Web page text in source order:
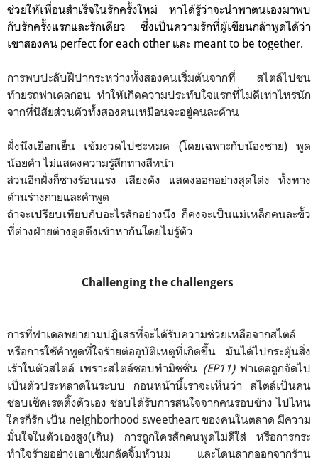
ช่วยให้เพื่อนสำเร็จในรักครั้งใหม่ หาได้รู้ว่าจะนำพาตนเองมาพบ
กับรักครั้งแรกและรักเดียว ซึ่งเป็นความรักที่ผู้เขียนกล้าพูดได้ว่า
เขาสองคน perfect for each other และ meant to be together.
การพบปะลับฝีปากระหว่างทั้งสองคนเริ่มต้นจากที่ สไตล์ไปชน
ท้ายรถฟาเดลก่อน ทำให้เกิดความประทับใจแรกที่ไม่ดีเท่าไหร่นัก
จากที่นิสัยส่วนตัวทั้งสองคนเหมือนจะอยู่คนละด้าน
ฝั่งนึงเยือกเย็น เข้มงวดไปซะหมด (โดยเฉพาะกับน้องชาย) พูด
น้อยคำ ไม่แสดงความรู้สึกทางสีหน้า
ส่วนอีกฝั่งก็ช่างร้อนแรง เสียงดัง แสดงออกอย่างสุดโต่ง ทั้งทาง
ด้านร่างกายและคำพูด
ถ้าจะเปรียบเทียบกับอะไรสักอย่างนึง ก็คงจะเป็นแม่เหล็กคนละขั้ว
ที่ต่างฝ่ายต่างดูดดึงเข้าหากันโดยไม่รู้ตัว
Challenging the challengers
การที่ฟาเดลพยายามปฏิเสธที่จะได้รับความช่วยเหลือจากสไตล์
หรือการใช้คำพูดที่ใจร้ายต่ออุบัติเหตุที่เกิดขึ้น มันได้ไปกระตุ้นสิ่ง
เร้าในตัวสไตล์ เพราะสไตล์ชอบทำมิชชั่น (EP11)ฟาเดลถูกจัดไป
เป็นตัวประหลาดในระบบ ก่อนหน้านี้เราจะเห็นว่า สไตล์เป็นคน
ชอบเช็คเรตติ้งตัวเอง ชอบได้รับการสนใจจากคนรอบข้าง ไปไหน
ใครก็รัก เป็น neighborhood sweetheart ของคนในตลาด มีความ
มั่นใจในตัวเองสูง(เกิน) การถูกใครสักคนพูดไม่ดีใส่ หรือการกระ
ทำใจร้ายอย่างเอาเข็มกลัดจิ้มหัวนม และโดนลากออกจากร้าน